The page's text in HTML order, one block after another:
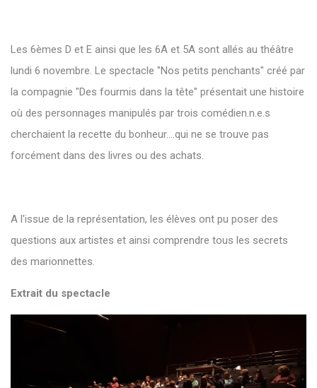
Les 6èmes D et E ainsi que les 6A et 5A sont allés au théâtre
lundi 6 novembre. Le spectacle "Nos petits penchants" créé par
la compagnie "Des fourmis dans la tête" présentait une histoire
où des personnages manipulés par trois comédien.n.e.s
cherchaient la recette du bonheur....qui ne se trouve pas
forcément dans des livres ou des achats.
A l'issue de la représentation, les élèves ont pu poser des
questions aux artistes et ainsi comprendre tous les secrets
des marionnettes.
Extrait du spectacle